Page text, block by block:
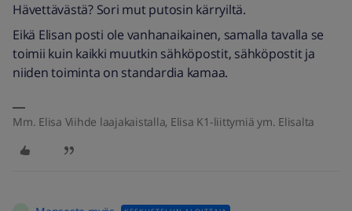
Hävettävästä? Sori mut putosin kärryiltä.
Eikä Elisan posti ole vanhanaikainen, samalla tavalla se
toimii kuin kaikki muutkin sähköpostit, sähköpostit ja
niiden toiminta on standardia kamaa.
Mm. Elisa Viihde laajakaistalla, Elisa K1-liittymiä ym. Elisalta